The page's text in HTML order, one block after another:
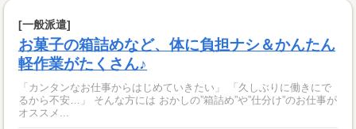
[一般派遣]
お菓子の箱詰めなど、体に負担ナシ＆かんたん
軽作業がたくさん♪
「カンタンなお仕事からはじめていきたい」 「久しぶりに働きにで
るから不安…」 そんな方には おかしの”箱詰め”や”仕分け”のお仕事が
オススメ...